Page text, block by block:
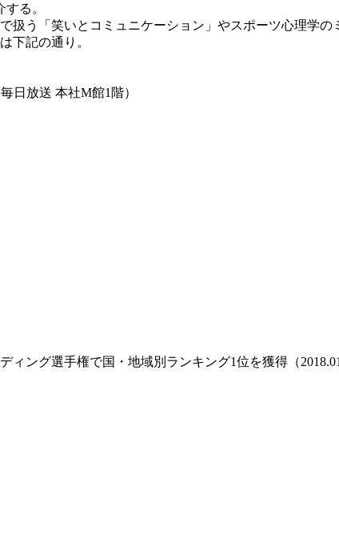
る。
う「笑いとコミュニケーション」やスポーツ心理学
下記の通り。
日放送 本社M館1階）
ィング選手権で国・地域別ランキング1位を獲得（